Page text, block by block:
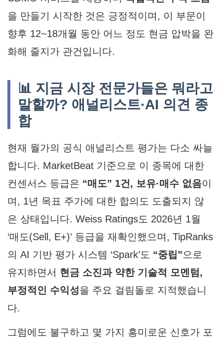
을 만들기 시작한 것은 긍정적이며, 이 부문이
향후 12~18개월 동안 어느 정도 현금 압박을 완
화해 줄지가 관건입니다.
📊 지금 시장 전문가들은 뭐라고
말할까? 애널리스트·AI 의견 종
합
현재 월가의 공식 애널리스트 평가는 다소 싸늘
합니다. MarketBeat 기준으로 이 종목에 대한
컨센서스 등급은 “매도” 1건, 보유·매수 없음이
며, 1년 목표 주가에 대한 합의도 도출되지 않
은 상태입니다. Weiss Ratings도 2026년 1월
‘매도(Sell, E+)’ 등급을 재확인했으며, TipRanks
의 AI 기반 평가 시스템 ‘Spark’도 “중립”으로
유지하면서 현금 소진과 약한 기술적 모멘텀,
부정적인 수익성을 주요 걸림돌로 지적했습니
다.
그럼에도 불구하고 몇 가지 흥미로운 신호가 포